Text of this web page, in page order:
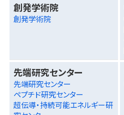
創発学術院
創発学術院
先端研究センター
先端研究センター
ペプチド研究センター
超伝導・持続可能エネルギー研